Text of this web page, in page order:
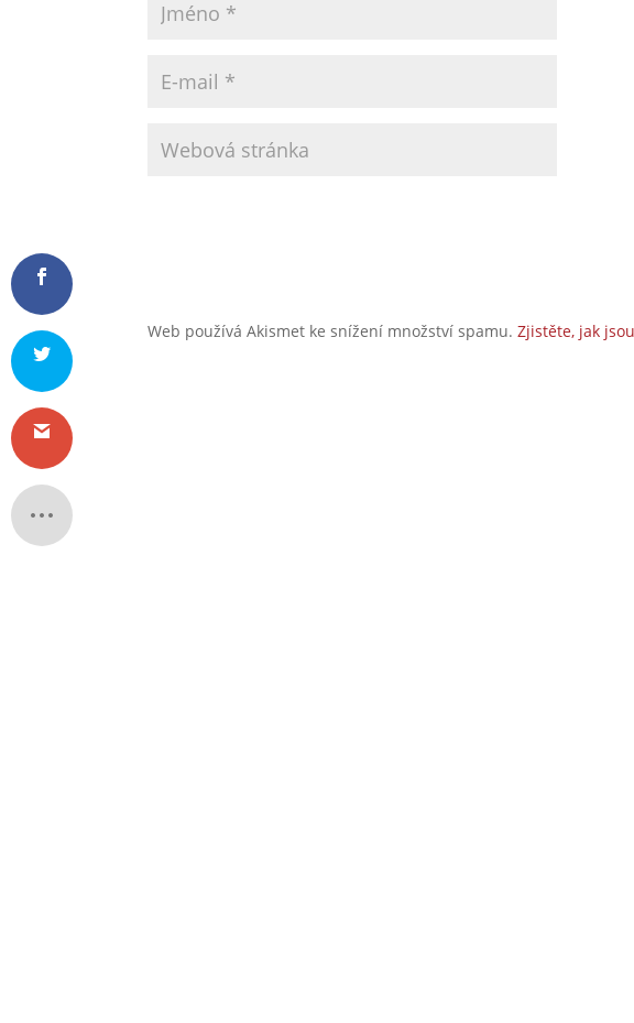
Web používá Akismet ke snížení množství spamu.Zjistěte, jak